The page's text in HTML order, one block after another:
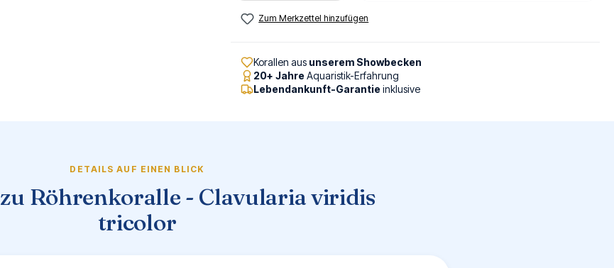
Zum Merkzettel hinzufügen
Korallen aus unserem Showbecken
20+ JahreAquaristik-Erfahrung
Lebendankunft-Garantieinklusive
DETAILS AUF EINEN BLICK
Röhrenkoralle - Clavularia viridis
tricolor